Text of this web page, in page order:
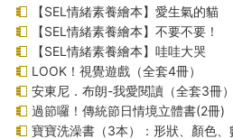
【SEL情緒素養繪本】愛生氣的貓
【SEL情緒素養繪本】不要不要！
【SEL情緒素養繪本】哇哇大哭
LOOK！視覺遊戲（全套4冊）
安東尼．布朗-我愛閱讀（全套3冊
過節囉！傳統節日情境立體書(2冊)
寶寶洗澡書（3本）：形狀、顏色、